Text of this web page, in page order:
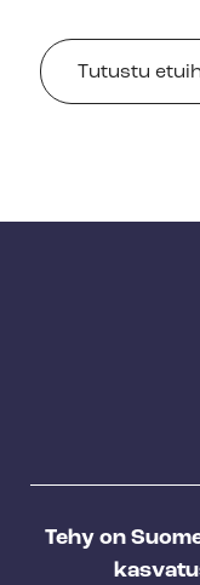
Tutustu
Tehy on